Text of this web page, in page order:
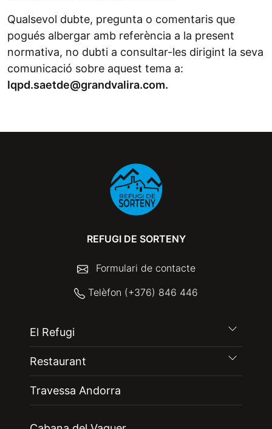
Qualsevol dubte, pregunta o comentaris que
pogués albergar amb referència a la present
normativa, no dubti a consultar-les dirigint la seva
comunicació sobre aquest tema a:
lqpd.saetde@grandvalira.com.
REFUGI DE SORTENY
Formulari de contacte
Telèfon (+376) 846 446
El Refugi
Restaurant
Travessa Andorra